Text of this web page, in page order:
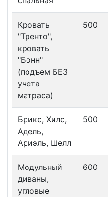
Кровать
"Тренто",
кровать
"Бонн"
(подъем БЕЗ
учета
матраса)
500
Брикс, Хилс,
Адель,
Ариэль, Шелл
500
Модульный
диваны,
угловые
600